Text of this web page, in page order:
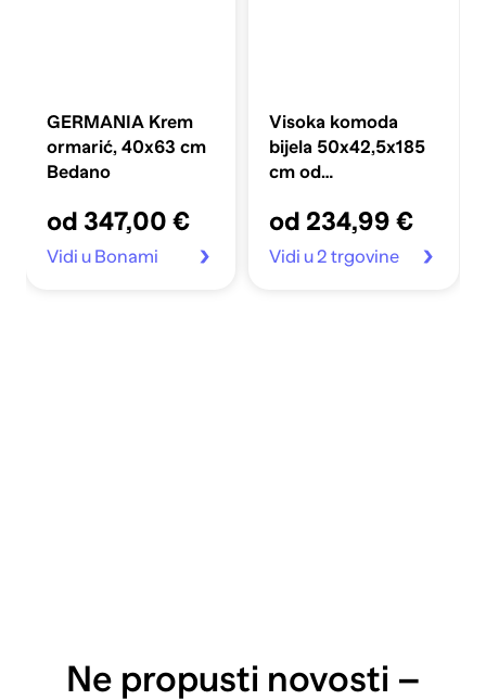
GERMANIA Krem
ormarić, 40x63 cm
Bedano
od 347,00 €
Vidi u Bonami
Visoka komoda
bijela 50x42,5x185
cm od
od 234,99 €
Vidi u 2 trgovine
Ne propusti novosti –